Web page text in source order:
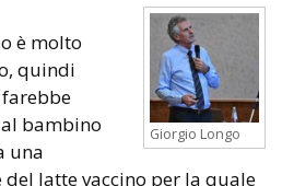
Giorgio Longo
è molto
quindi
bambino
una
del latte vaccino per la quale